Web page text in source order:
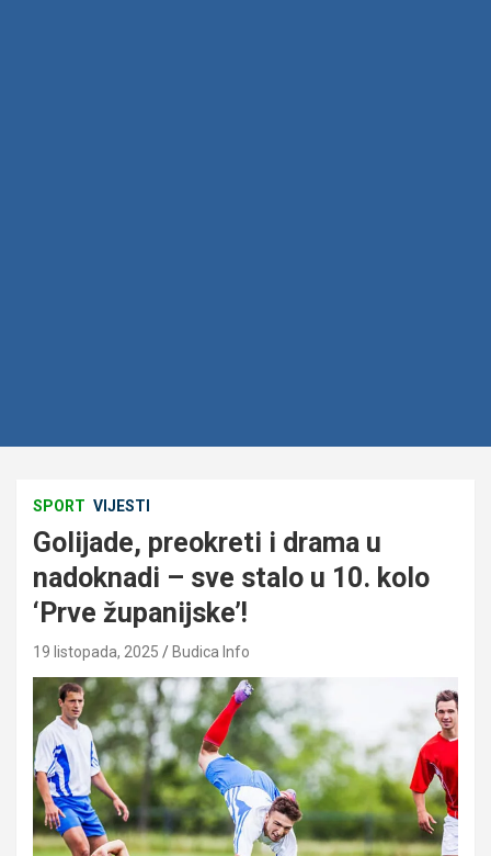
SPORT VIJESTI
Golijade, preokreti i drama u
nadoknadi – sve stalo u 10. kolo
‘Prve županijske’!
19 listopada, 2025 Budica Info